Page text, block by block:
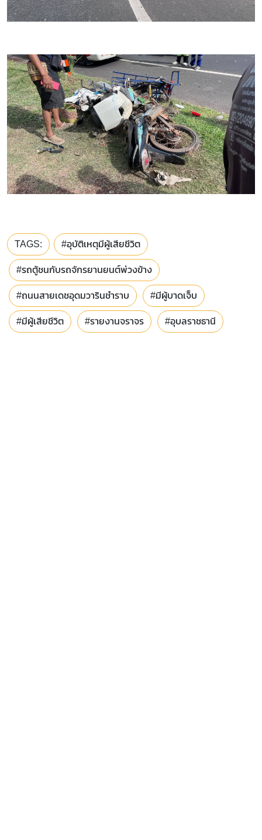
TAGS: #อุบัติเหตุมีผู้เสียชีวิต
#รถตู้ชนกับรถจักรยานยนต์พ่วงข้าง
#ถนนสายเดชอุดมวารินชำราบ #มีผู้บาดเจ็บ
#มีผู้เสียชีวิต #รายงานจราจร #อุบลราชธานี